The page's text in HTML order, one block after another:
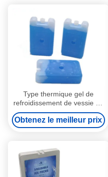
Type thermique gel de
refroidissement de vessie de
glace réutilisable de gamelle
pour un sac plus frais
Obtenez le meilleur prix